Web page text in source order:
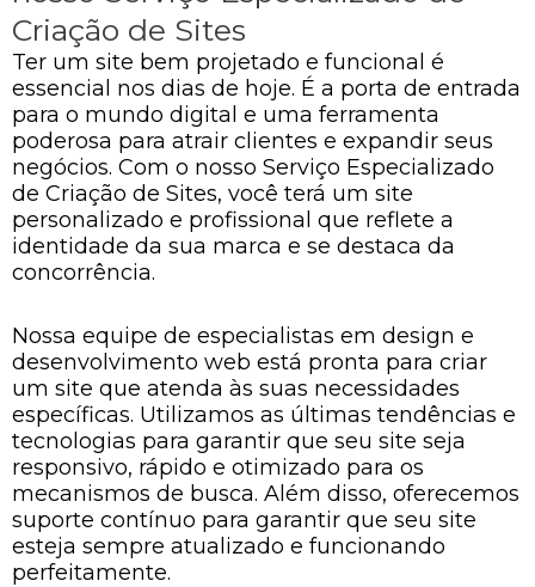
Criação de Sites
Ter um site bem projetado e funcional é
essencial nos dias de hoje. É a porta de entrada
para o mundo digital e uma ferramenta
poderosa para atrair clientes e expandir seus
negócios. Com o nosso Serviço Especializado
de Criação de Sites, você terá um site
personalizado e profissional que reflete a
identidade da sua marca e se destaca da
concorrência.
Nossa equipe de especialistas em design e
desenvolvimento web está pronta para criar
um site que atenda às suas necessidades
específicas. Utilizamos as últimas tendências e
tecnologias para garantir que seu site seja
responsivo, rápido e otimizado para os
mecanismos de busca. Além disso, oferecemos
suporte contínuo para garantir que seu site
esteja sempre atualizado e funcionando
perfeitamente.